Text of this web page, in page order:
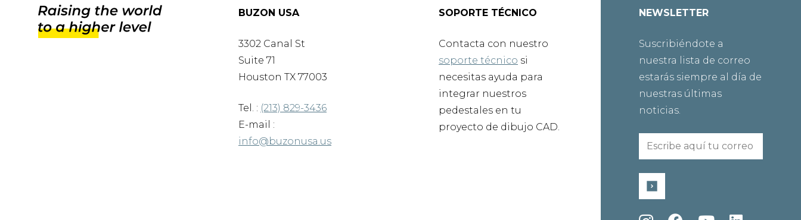
BUZON USA
3302 Canal St
Suite 71
Houston TX 77003
Tel. : (213) 829-3436
E-mail :
info@buzonusa.us
SOPORTE TÉCNICO
Contacta con nuestro
soporte técnico si
necesitas ayuda para
integrar nuestros
pedestales en tu
proyecto de dibujo CAD.
NEWSLETTER
Suscribiéndote a
nuestra lista de correo
estarás siempre al día de
nuestras últimas
noticias.
Envía
un
correo
electrónico